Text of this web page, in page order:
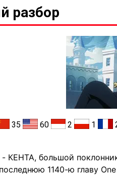
разбор
35 60 2 1
КЕНТА, большой
1140-ю главу